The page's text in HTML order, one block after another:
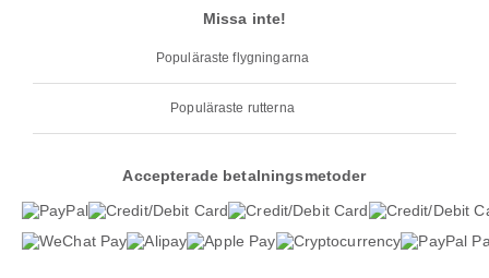
Missa inte!
Populäraste flygningarna
Populäraste rutterna
Accepterade betalningsmetoder